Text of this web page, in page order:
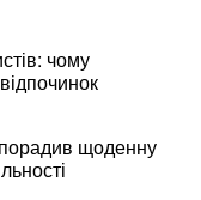
чому
щоденну